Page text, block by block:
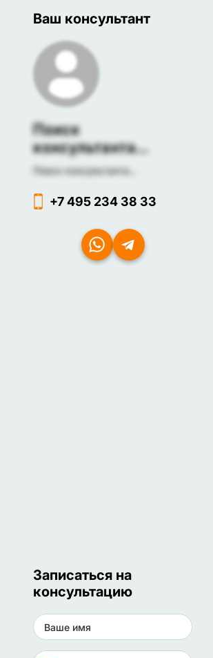
Ваш консультант
Поиск
консультанта...
Поиск консультанта...
+7 495 234 38 33
Записаться на
консультацию